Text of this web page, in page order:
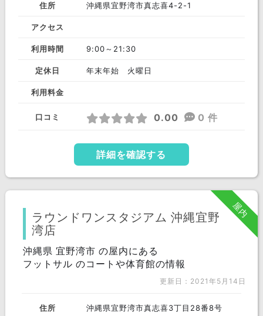
住所 沖縄県宜野湾市真志喜4-2-1
アクセス
利用時間 9:00～21:30
定休日 年末年始 火曜日
利用料金
口コミ 0.00 0 件
詳細を確認する
屋内
ラウンドワンスタジアム 沖縄宜野
湾店
沖縄県 宜野湾市 の屋内にある
フットサル のコートや体育館の情報
更新日：2021年5月14日
住所 沖縄県宜野湾市真志喜3丁目28番8号